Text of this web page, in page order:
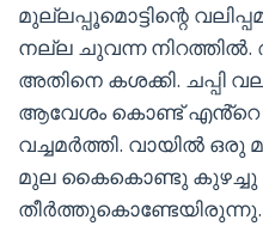
മുല്ലപ്പൂമൊട്ടിന്റെ
നല്ല ചുവന്ന
അതിനെ കശക്കി. ചപ്പി
ആവേശം കൊണ്ട് എൻ്റെ
വച്ചമർത്തി. വായിൽ ഒരു
മുല കൈകൊണ്ടു കുഴച്ചു